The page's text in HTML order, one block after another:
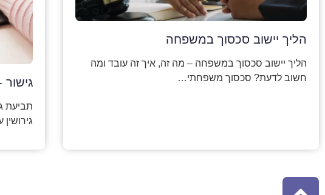
הליך יישוב סכסוך במשפחה
הליך יישוב סכסוך במשפחה – מה זה, איך זה עובד ומה
חשוב לדעת? סכסוך משפחתי…
גישור
תביעת